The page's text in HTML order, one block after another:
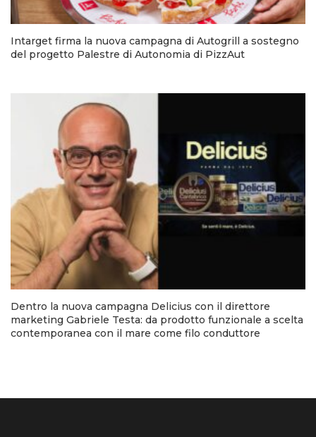
Intarget firma la nuova campagna di Autogrill a sostegno
del progetto Palestre di Autonomia di PizzAut
Dentro la nuova campagna Delicius con il direttore
marketing Gabriele Testa: da prodotto funzionale a scelta
contemporanea con il mare come filo conduttore